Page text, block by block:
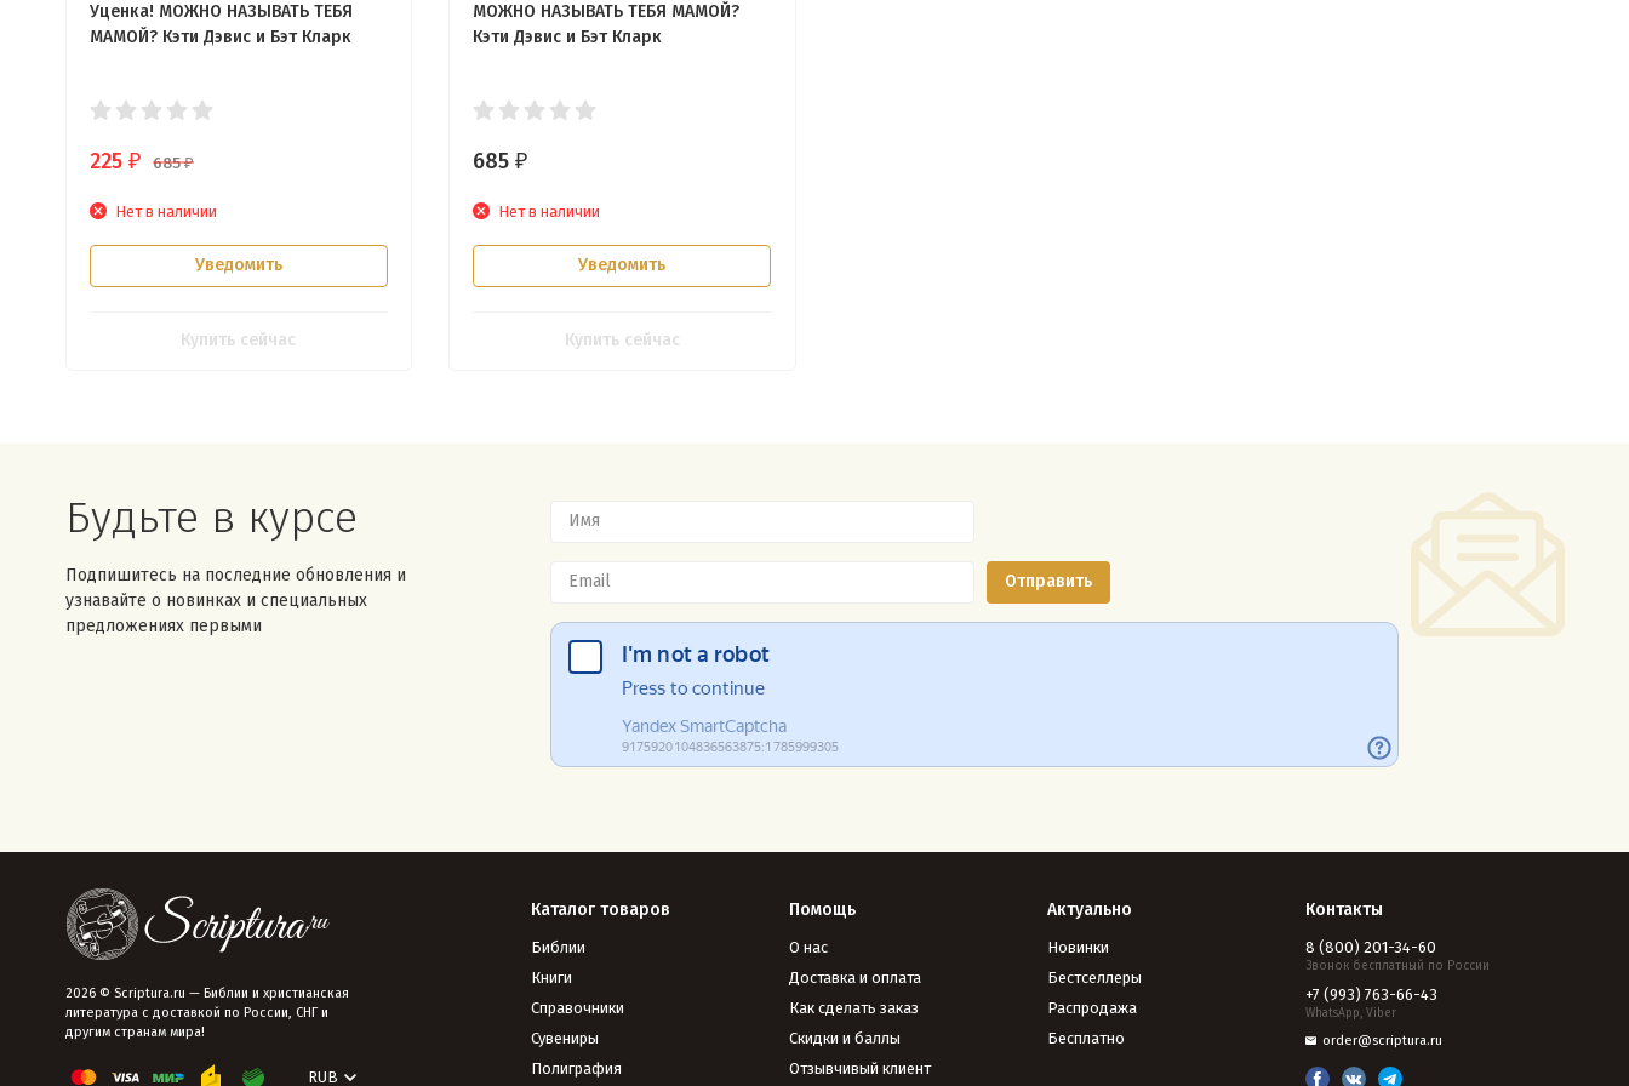
Уценка! МОЖНО НАЗЫВАТЬ ТЕБЯ
МАМОЙ? Кэти Дэвис и Бэт Кларк
225 ₽ 685₽
Нет в наличии
Уведомить
Купить сейчас
МОЖНО НАЗЫВАТЬ ТЕБЯ МАМОЙ?
Кэти Дэвис и Бэт Кларк
685₽
Нет в наличии
Уведомить
Купить сейчас
Будьте в курсе
Подпишитесь на последние обновления и
узнавайте о новинках и специальных
предложениях первыми
2026 © Scriptura.ru — Библии и христианская
литература с доставкой по России, СНГ и
другим странам мира!
RUB
Каталог товаров
Библии
Книги
Справочники
Сувениры
Полиграфия
Помощь
О нас
Доставка и оплата
Как сделать заказ
Скидки и баллы
Отзывчивый клиент
Актуально
Новинки
Бестселлеры
Распродажа
Бесплатно
Контакты
8 (800) 201-34-60
Звонок бесплатный по России
+7 (993) 763-66-43
WhatsApp, Viber
order@scriptura.ru